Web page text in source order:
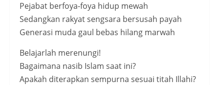
Pejabat berfoya-foya hidup mewah
Sedangkan rakyat sengsara bersusah payah
Generasi muda gaul bebas hilang marwah
Belajarlah merenungi!
Bagaimana nasib Islam saat ini?
Apakah diterapkan sempurna sesuai titah Illahi?